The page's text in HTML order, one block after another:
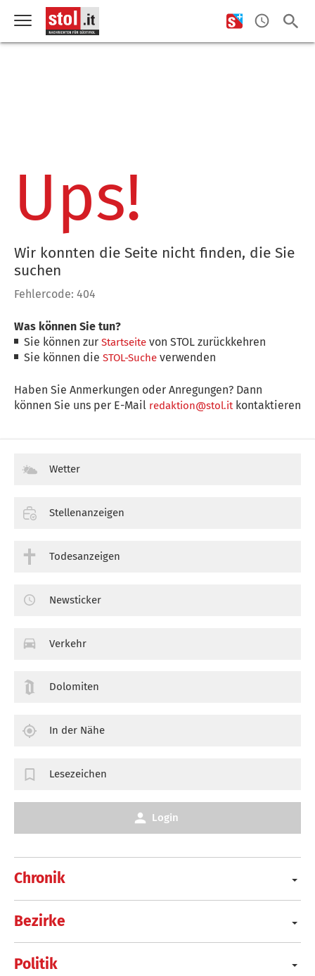
Ups!
Wir konnten die Seite nicht finden, die Sie
suchen
Fehlercode: 404
Was können Sie tun?
Sie können zurStartseite von STOL zurückkehren
Sie können dieSTOL-Suche verwenden
Haben Sie Anmerkungen oder Anregungen? Dann
können Sie uns per E-Mail redaktion@stol.itkontaktieren
Chronik
Bezirke
Politik
Wetter
Stellenanzeigen
Todesanzeigen
Newsticker
Verkehr
Dolomiten
In der Nähe
Lesezeichen
Login